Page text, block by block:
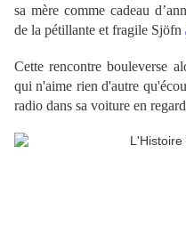
sa mère comme cadeau
de la pétillante et fragile Sjöfn
Cette rencontre bouleverse
qui n'aime rien d'autre
radio dans sa voiture en